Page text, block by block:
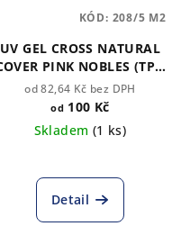
UV GEL CROSS NATURAL
PINK NOBLES (TPO
free)
od 82,64 Kč bez DPH
od 100 Kč
Skladem (1 ks)
hodnocení
produktu
Detail
KÓD: 208/5 M2